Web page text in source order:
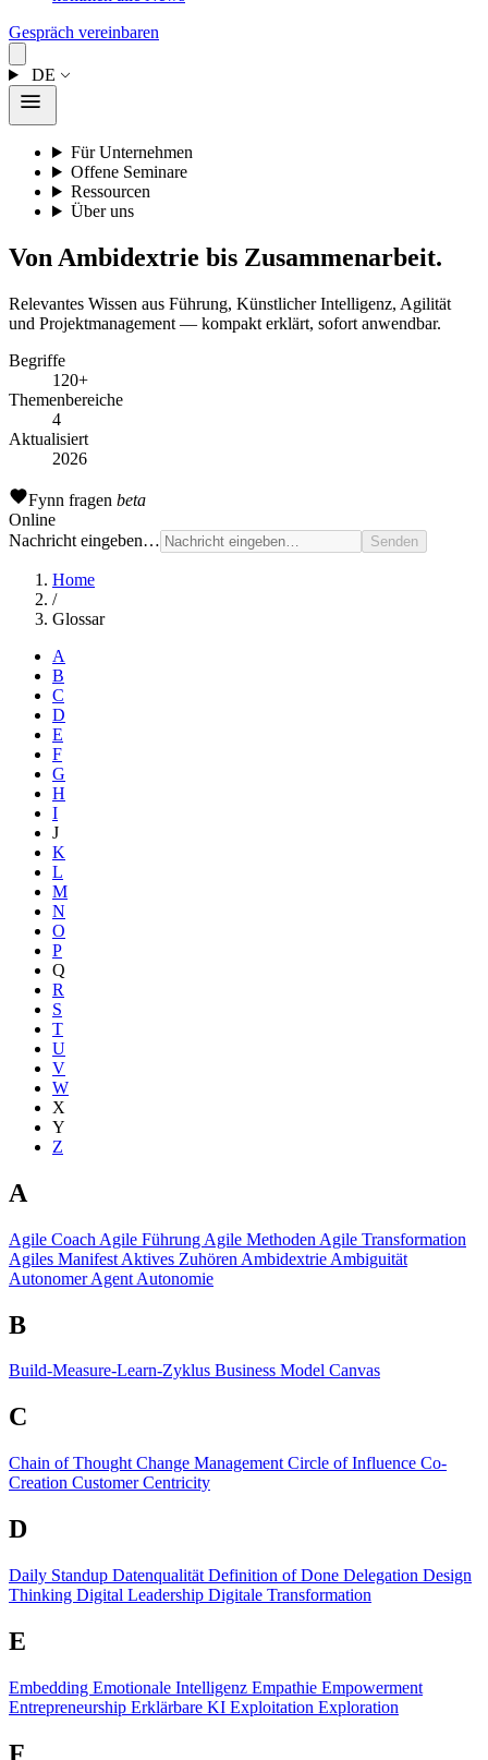
Gespräch vereinbaren
DE
Für Unternehmen
Offene Seminare
Ressourcen
Über uns
Von Ambidextrie bis Zusammenarbeit.
Relevantes Wissen aus Führung, Künstlicher Intelligenz, Agilität
und Projektmanagement — kompakt erklärt, sofort anwendbar.
Begriffe
120+
Themenbereiche
4
Aktualisiert
2026
Fynn fragen beta
Online
Nachricht eingeben…
Senden
Home
/
Glossar
A
B
C
D
E
F
G
H
I
J
K
L
M
N
O
P
Q
R
S
T
U
V
W
X
Y
Z
A
Agile Coach Agile Führung Agile Methoden Agile Transformation
Agiles Manifest Aktives Zuhören Ambidextrie Ambiguität
Autonomer Agent Autonomie
B
Build-Measure-Learn-Zyklus Business Model Canvas
C
Chain of Thought Change Management Circle of Influence Co-
Creation Customer Centricity
D
Daily Standup Datenqualität Definition of Done Delegation Design
Thinking Digital Leadership Digitale Transformation
E
Embedding Emotionale Intelligenz Empathie Empowerment
Entrepreneurship Erklärbare KI Exploitation Exploration
F